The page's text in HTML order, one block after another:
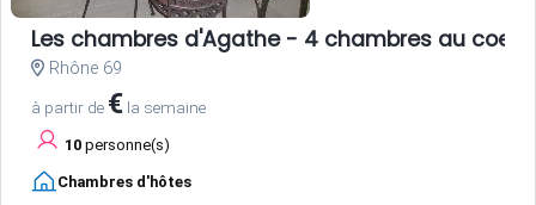
Les chambres d'Agathe - 4 chambres au
Rhône 69
à partir de € la semaine
10 personne(s)
Chambres d'hôtes